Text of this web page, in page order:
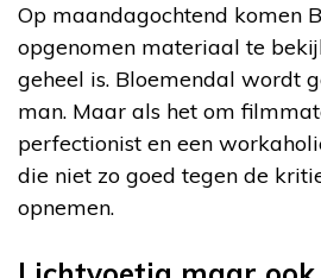
Op maandagochtend komen
opgenomen materiaal te
geheel is. Bloemendal wordt
man. Maar als het om
perfectionist en een
die niet zo goed tegen de
opnemen.